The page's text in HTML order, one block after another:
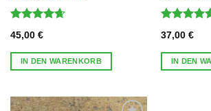
Bewertet
mit4.67
von 5
45,00 €
IN DEN WARENKORB
Bewertet
mit4.5
von 5
37,00 €
IN DEN